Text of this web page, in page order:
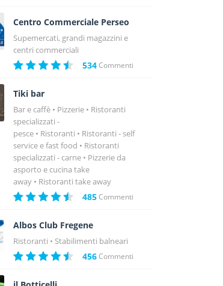
Centro Commerciale Perseo
Supemercati, grandi magazzini e
centri commerciali
534Commenti
Tiki bar
Bar e caffè Pizzerie
Ristoranti
specializzati -
pesce
Ristoranti
Ristoranti - self
service e fast food
Ristoranti
specializzati - carne
Pizzerie da
asporto e cucina take
away
Ristoranti take away
485Commenti
Albos Club Fregene
Ristoranti Stabilimenti balneari
456Commenti